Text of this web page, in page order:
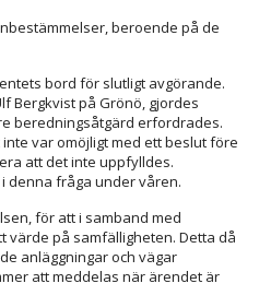
beroende på de
bord för slutligt avgörande.
Bergkvist på Grönö, gjordes
beredningsåtgärd erfordrades.
var omöjligt med ett beslut före
att det inte uppfylldes.
denna fråga under våren.
för att i samband med
värde på samfälligheten. Detta då
anläggningar och vägar
att meddelas när ärendet är